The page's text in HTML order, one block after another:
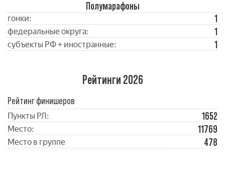
Полумарафоны
гонки: 1
федеральные округа: 1
субъекты РФ + иностранные: 1
Рейтинги 2026
Рейтинг финишеров
Пункты РЛ: 1652
Место: 11769
Место в группе 478